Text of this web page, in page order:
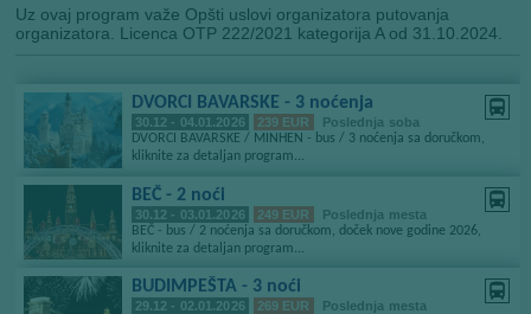
Uz ovaj program važe Opšti uslovi organizatora putovanja
organizatora. Licenca OTP 222/2021 kategorija A od 31.10.2024.